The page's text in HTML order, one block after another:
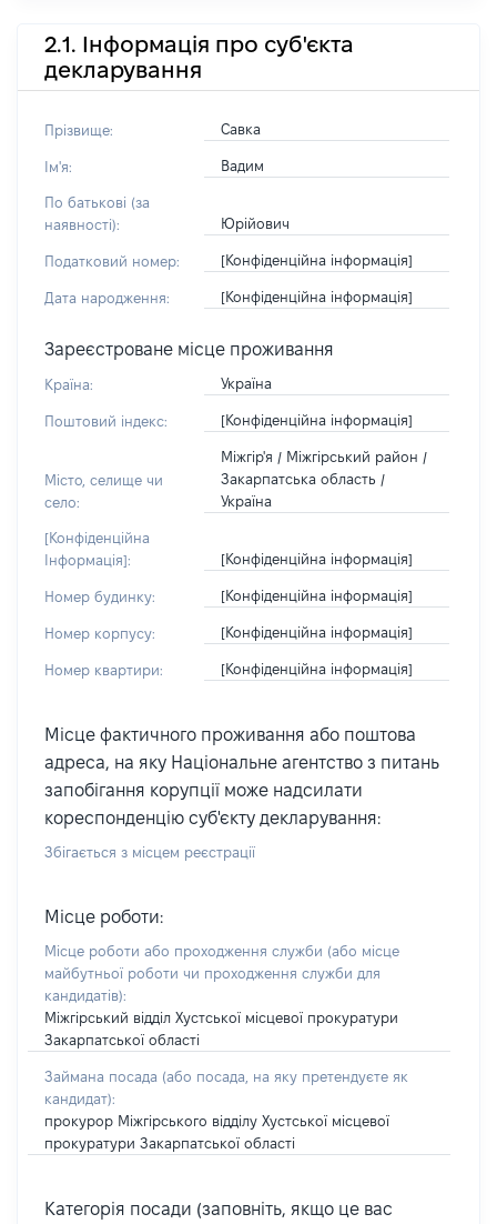
2.1. Інформація про суб'єкта
декларування
Прізвище: Савка
Ім'я: Вадим
По батькові (за
наявності):
Юрійович
Податковий номер: [Конфіденційна інформація]
Дата народження: [Конфіденційна інформація]
Зареєстроване місце проживання
Країна: Україна
Поштовий індекс: [Конфіденційна інформація]
Місто, селище чи
село:
Міжгір'я / Міжгірський район /
Закарпатська область /
Україна
[Конфіденційна
Інформація]:
[Конфіденційна інформація]
Номер будинку: [Конфіденційна інформація]
Номер корпусу: [Конфіденційна інформація]
Номер квартири: [Конфіденційна інформація]
Місце фактичного проживання або поштова
адреса, на яку Національне агентство з питань
запобігання корупції може надсилати
кореспонденцію суб'єкту декларування:
Збігається з місцем реєстрації
Місце роботи:
Місце роботи або проходження служби (або місце
майбутньої роботи чи проходження служби для
кандидатів):
Міжгірський відділ Хустської місцевої прокуратури
Закарпатської області
Займана посада (або посада, на яку претендуєте як
кандидат):
прокурор Міжгірського відділу Хустської місцевої
прокуратури Закарпатської області
Категорія посади (заповніть, якщо це вас